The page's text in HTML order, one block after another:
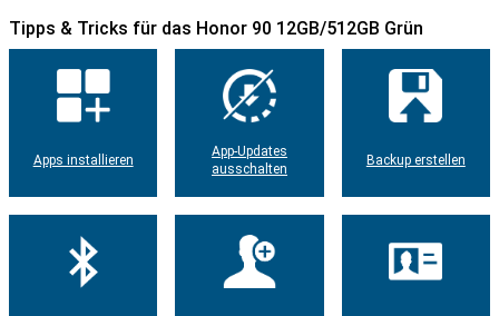
Tipps & Tricks für das Honor 90 12GB/512GB Grün
Apps installieren
App-Updates
ausschalten
Backup erstellen